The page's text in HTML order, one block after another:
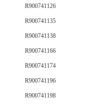
R900741126
R900741135
R900741138
R900741166
R900741174
R900741196
R900741198